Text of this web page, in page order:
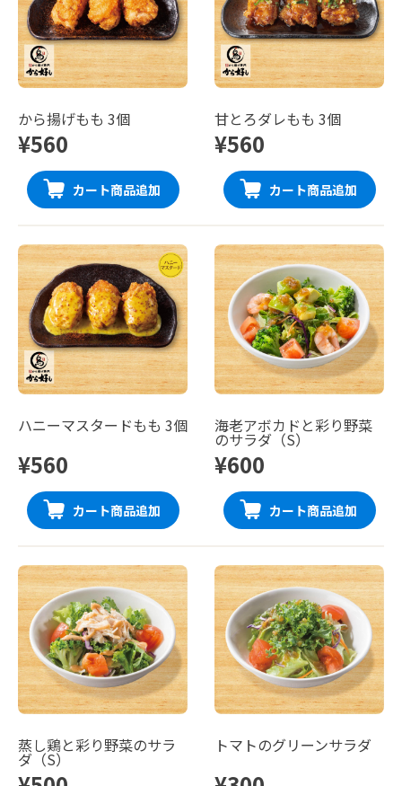
から揚げもも 3個
¥560
カート商品追加
甘とろダレもも 3個
¥560
カート商品追加
ハニーマスタードもも 3個
¥560
カート商品追加
海老アボカドと彩り野菜
のサラダ（S）
¥600
カート商品追加
蒸し鶏と彩り野菜のサラ
ダ（S）
トマトのグリーンサラダ